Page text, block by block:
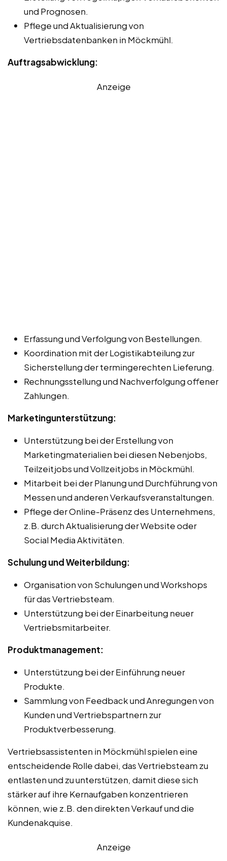
und Prognosen.
Pflege und Aktualisierung von
Vertriebsdatenbanken in Möckmühl.
Auftragsabwicklung:
Anzeige
Erfassung und Verfolgung von Bestellungen.
Koordination mit der Logistikabteilung zur
Sicherstellung der termingerechten Lieferung.
Rechnungsstellung und Nachverfolgung offener
Zahlungen.
Marketingunterstützung:
Unterstützung bei der Erstellung von
Marketingmaterialien bei diesen Nebenjobs,
Teilzeitjobs und Vollzeitjobs in Möckmühl.
Mitarbeit bei der Planung und Durchführung von
Messen und anderen Verkaufsveranstaltungen.
Pflege der Online-Präsenz des Unternehmens,
z.B. durch Aktualisierung der Website oder
Social Media Aktivitäten.
Schulung und Weiterbildung:
Organisation von Schulungen und Workshops
für das Vertriebsteam.
Unterstützung bei der Einarbeitung neuer
Vertriebsmitarbeiter.
Produktmanagement:
Unterstützung bei der Einführung neuer
Produkte.
Sammlung von Feedback und Anregungen von
Kunden und Vertriebspartnern zur
Produktverbesserung.
Vertriebsassistenten in Möckmühl spielen eine
entscheidende Rolle dabei, das Vertriebsteam zu
entlasten und zu unterstützen, damit diese sich
stärker auf ihre Kernaufgaben konzentrieren
können, wie z.B. den direkten Verkauf und die
Kundenakquise.
Anzeige